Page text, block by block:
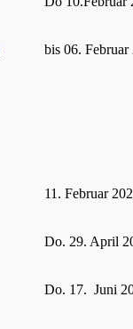
bis 06. Februar
11. Februar
Do. 29. April
Do. 17. Juni